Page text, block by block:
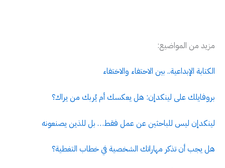
مزيد من المواضيع:
الكتابة الإبداعية.. بين الاحتفاء والاختفاء
بروفايلك على لينكدإن: هل يعكسك أم يُربك من يراك؟
لينكدإن ليس للباحثين عن عمل فقط… بل للذين يصنعونه
هل يجب أن تذكر مهاراتك الشخصية في خطاب التغطية؟